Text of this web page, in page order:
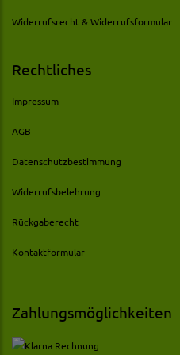
Widerrufsrecht & Widerrufsformular
Rechtliches
Impressum
AGB
Datenschutzbestimmung
Widerrufsbelehrung
Rückgaberecht
Kontaktformular
Zahlungsmöglichkeiten